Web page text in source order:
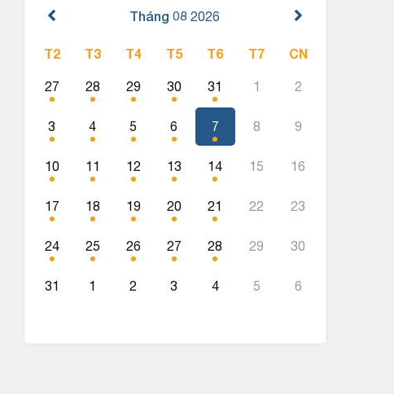
Tháng 08 2026
T2 T3 T4 T5 T6 T7 CN
27 28 29 30 31 1 2
3 4 5 6 7 8 9
10 11 12 13 14 15 16
17 18 19 20 21 22 23
24 25 26 27 28 29 30
31 1 2 3 4 5 6